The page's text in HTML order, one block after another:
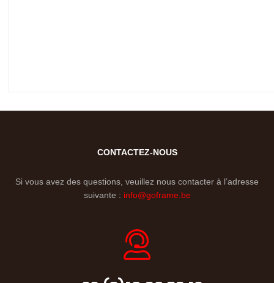
CONTACTEZ-NOUS
Si vous avez des questions, veuillez nous contacter à l’adresse
suivante : info@goframe.be